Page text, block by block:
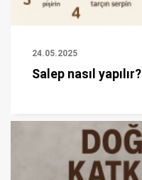
24.05.2025
Salep nasıl yapılır?